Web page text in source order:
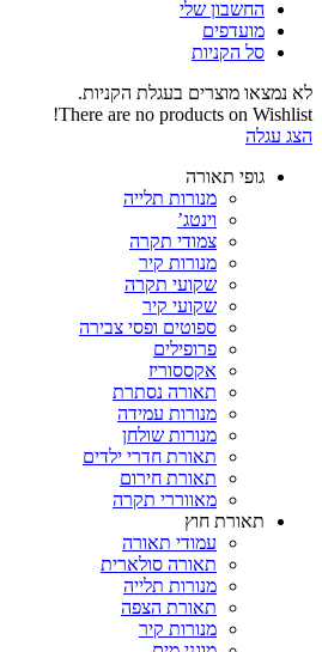
החשבון שלי‬
‫מועדפים‬‬
סל הקניות
לא נמצאו מוצרים בעגלת הקניות.
There are no products on Wishlist!
הצג עגלה
גופי תאורה
מנורות תלייה
וינטג’
צמודי תקרה
מנורות קיר
שקועי תקרה
שקועי קיר
ספוטים ופסי צבירה
פרופילים
אקססוריז
תאורה נסתרת
מנורות עמידה
מנורות שולחן
תאורת חדרי ילדים
תאורת חירום
מאווררי תקרה
תאורת חוץ
עמודי תאורה
תאורה סולארית
מנורות תלייה
תאורת הצפה
מנורות קיר